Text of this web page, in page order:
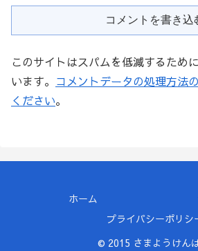
コメントを書き込
このサイトはスパムを低減するため
います。 コメントデータの処理方法
ください。
ホーム
プライバシーポリシ
© 2015 さまようけん